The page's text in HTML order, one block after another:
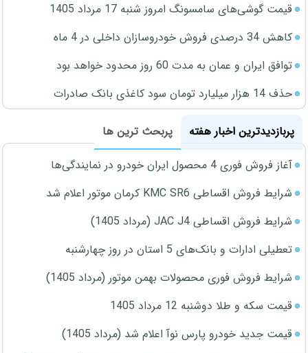
قیمت گوشی‌های سامسونگ امروز شنبه 17 مرداد 1405
کاهش 34 درصدی فروش خودروسازان داخلی در 4 ماه
توافق ایران و عمان به مدت 60 روز محدود خواهد بود
حذف 14 هزار میلیارد تومان سود کاغذی بانک صادرات
پربازدیدترین اخبار هفته
پربحث ترین ها
آغاز فروش فوری 4 محصول ایران خودرو در نمایندگی‌ها
شرایط فروش اقساطی KMC SR6 کرمان موتور اعلام شد
شرایط فروش اقساطی JAC J4 (مرداد 1405)
تعطیلی ادارات و بانک‌های 5 استان در روز چهارشنبه
شرایط فروش فوری محصولات بهمن موتور (مرداد 1405)
قیمت سکه و طلا دوشنبه 12 مرداد 1405
قیمت جدید خودرو پارس نوآ اعلام شد (مرداد 1405)